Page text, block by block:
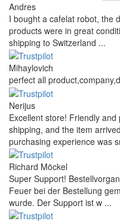
Andres
I bought a cafelat robot, the
products were in great
shipping to Switzerland ...
Mihaylovich
perfect all
Nerijus
Excellent store! Friendly
shipping, and the item
purchasing experience was
Richard Möckel
Super Support!
Feuer bei der Bestellung
wurde. Der Support ist w ...